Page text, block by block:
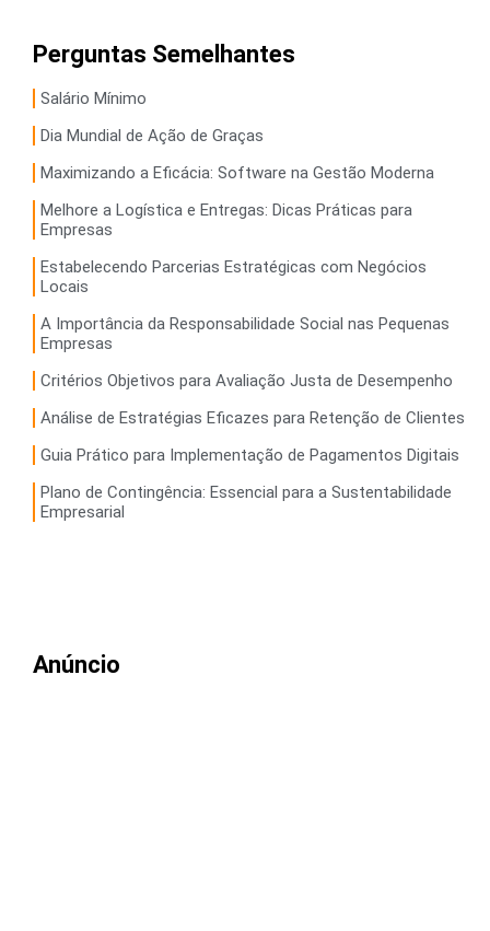
Perguntas Semelhantes
Salário Mínimo
Dia Mundial de Ação de Graças
Maximizando a Eficácia: Software na Gestão Moderna
Melhore a Logística e Entregas: Dicas Práticas para
Empresas
Estabelecendo Parcerias Estratégicas com Negócios
Locais
A Importância da Responsabilidade Social nas Pequenas
Empresas
Critérios Objetivos para Avaliação Justa de Desempenho
Análise de Estratégias Eficazes para Retenção de Clientes
Guia Prático para Implementação de Pagamentos Digitais
Plano de Contingência: Essencial para a Sustentabilidade
Empresarial
Anúncio